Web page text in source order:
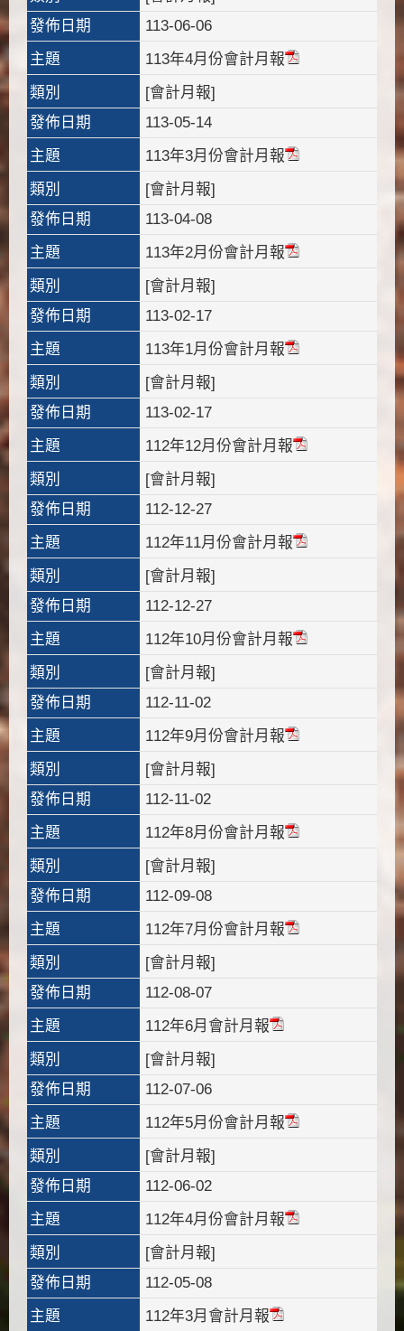
發佈日期
113-06-06
主題
113年4月份會計月報
類別
[會計月報]
發佈日期
113-05-14
主題
113年3月份會計月報
類別
[會計月報]
發佈日期
113-04-08
主題
113年2月份會計月報
類別
[會計月報]
發佈日期
113-02-17
主題
113年1月份會計月報
類別
[會計月報]
發佈日期
113-02-17
主題
112年12月份會計月報
類別
[會計月報]
發佈日期
112-12-27
主題
112年11月份會計月報
類別
[會計月報]
發佈日期
112-12-27
主題
112年10月份會計月報
類別
[會計月報]
發佈日期
112-11-02
主題
112年9月份會計月報
類別
[會計月報]
發佈日期
112-11-02
主題
112年8月份會計月報
類別
[會計月報]
發佈日期
112-09-08
主題
112年7月份會計月報
類別
[會計月報]
發佈日期
112-08-07
主題
112年6月會計月報
類別
[會計月報]
發佈日期
112-07-06
主題
112年5月份會計月報
類別
[會計月報]
發佈日期
112-06-02
主題
112年4月份會計月報
類別
[會計月報]
發佈日期
112-05-08
主題
112年3月會計月報